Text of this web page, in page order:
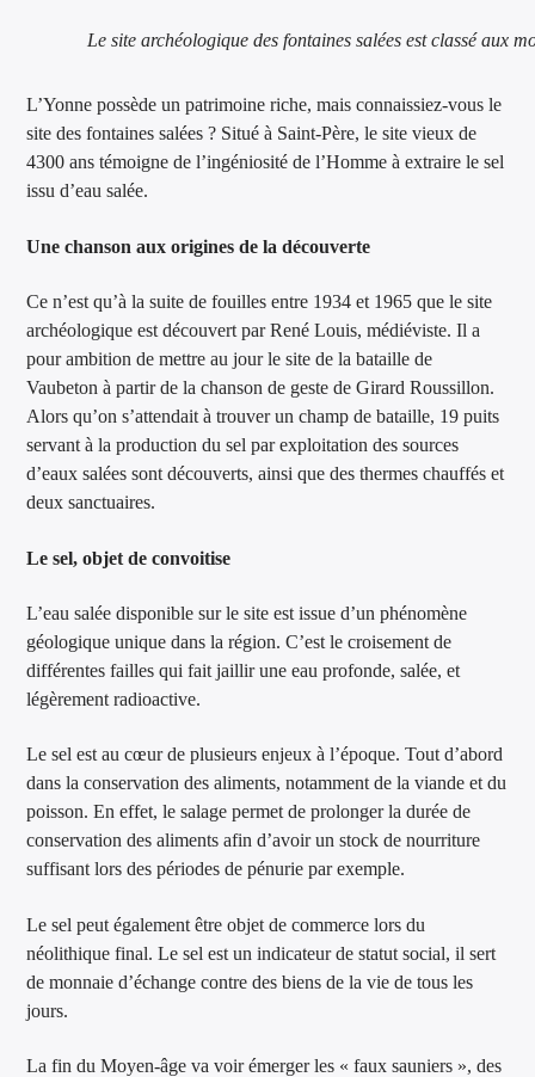
Le site archéologique des fontaines salées est classé aux
L’Yonne possède un patrimoine riche, mais connaissiez-vous le
site des fontaines salées ? Situé à Saint-Père, le site vieux de
4300 ans témoigne de l’ingéniosité de l’Homme à extraire le sel
issu d’eau salée.
Une chanson aux origines de la découverte
Ce n’est qu’à la suite de fouilles entre 1934 et 1965 que le site
archéologique est découvert par René Louis, médiéviste. Il a
pour ambition de mettre au jour le site de la bataille de
Vaubeton à partir de la chanson de geste de Girard Roussillon.
Alors qu’on s’attendait à trouver un champ de bataille, 19 puits
servant à la production du sel par exploitation des sources
d’eaux salées sont découverts, ainsi que des thermes chauffés et
deux sanctuaires.
Le sel, objet de convoitise
L’eau salée disponible sur le site est issue d’un phénomène
géologique unique dans la région. C’est le croisement de
différentes failles qui fait jaillir une eau profonde, salée, et
légèrement radioactive.
Le sel est au cœur de plusieurs enjeux à l’époque. Tout d’abord
dans la conservation des aliments, notamment de la viande et du
poisson. En effet, le salage permet de prolonger la durée de
conservation des aliments afin d’avoir un stock de nourriture
suffisant lors des périodes de pénurie par exemple.
Le sel peut également être objet de commerce lors du
néolithique final. Le sel est un indicateur de statut social, il sert
de monnaie d’échange contre des biens de la vie de tous les
jours.
La fin du Moyen-âge va voir émerger les « faux sauniers », des